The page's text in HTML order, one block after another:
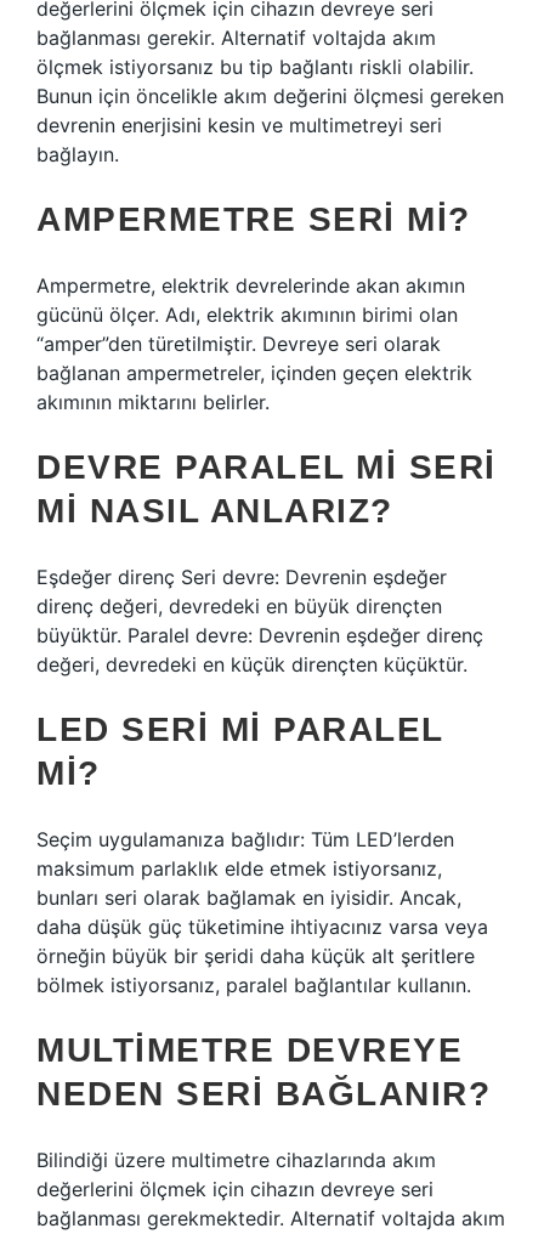
değerlerini ölçmek için cihazın devreye seri
bağlanması gerekir. Alternatif voltajda akım
ölçmek istiyorsanız bu tip bağlantı riskli olabilir.
Bunun için öncelikle akım değerini ölçmesi gereken
devrenin enerjisini kesin ve multimetreyi seri
bağlayın.
AMPERMETRE SERI MI?
Ampermetre, elektrik devrelerinde akan akımın
gücünü ölçer. Adı, elektrik akımının birimi olan
“amper”den türetilmiştir. Devreye seri olarak
bağlanan ampermetreler, içinden geçen elektrik
akımının miktarını belirler.
DEVRE PARALEL MI SERI
MI NASIL ANLARIZ?
Eşdeğer direnç Seri devre: Devrenin eşdeğer
direnç değeri, devredeki en büyük dirençten
büyüktür. Paralel devre: Devrenin eşdeğer direnç
değeri, devredeki en küçük dirençten küçüktür.
LED SERI MI PARALEL
MI?
Seçim uygulamanıza bağlıdır: Tüm LED’lerden
maksimum parlaklık elde etmek istiyorsanız,
bunları seri olarak bağlamak en iyisidir. Ancak,
daha düşük güç tüketimine ihtiyacınız varsa veya
örneğin büyük bir şeridi daha küçük alt şeritlere
bölmek istiyorsanız, paralel bağlantılar kullanın.
MULTIMETRE DEVREYE
NEDEN SERI BAĞLANIR?
Bilindiği üzere multimetre cihazlarında akım
değerlerini ölçmek için cihazın devreye seri
bağlanması gerekmektedir. Alternatif voltajda akım